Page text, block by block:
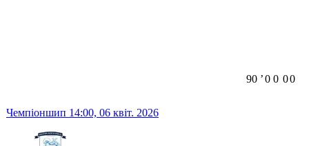
Чемпіоншип 14:00, 06 квіт. 2026
90 ʼ0 0 00